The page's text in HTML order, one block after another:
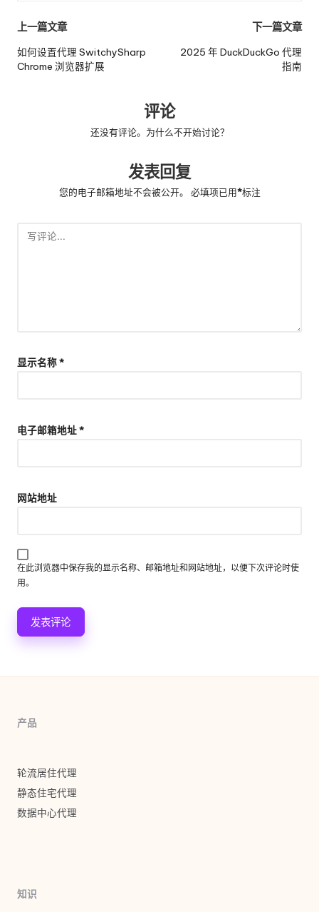
邮
政
导
上一篇文章
如何设置代理 SwitchySharp
Chrome 浏览器扩展
下一篇文章
2025 年 DuckDuckGo 代理
指南
评论
还没有评论。为什么不开始讨论？
发表回复
您的电子邮箱地址不会被公开。 必填项已用*标注
显示名称*
电子邮箱地址*
网站地址
在此浏览器中保存我的显示名称、邮箱地址和网站地址，以便下次评论时使
用。
产品
轮流居住代理
静态住宅代理
数据中心代理
知识